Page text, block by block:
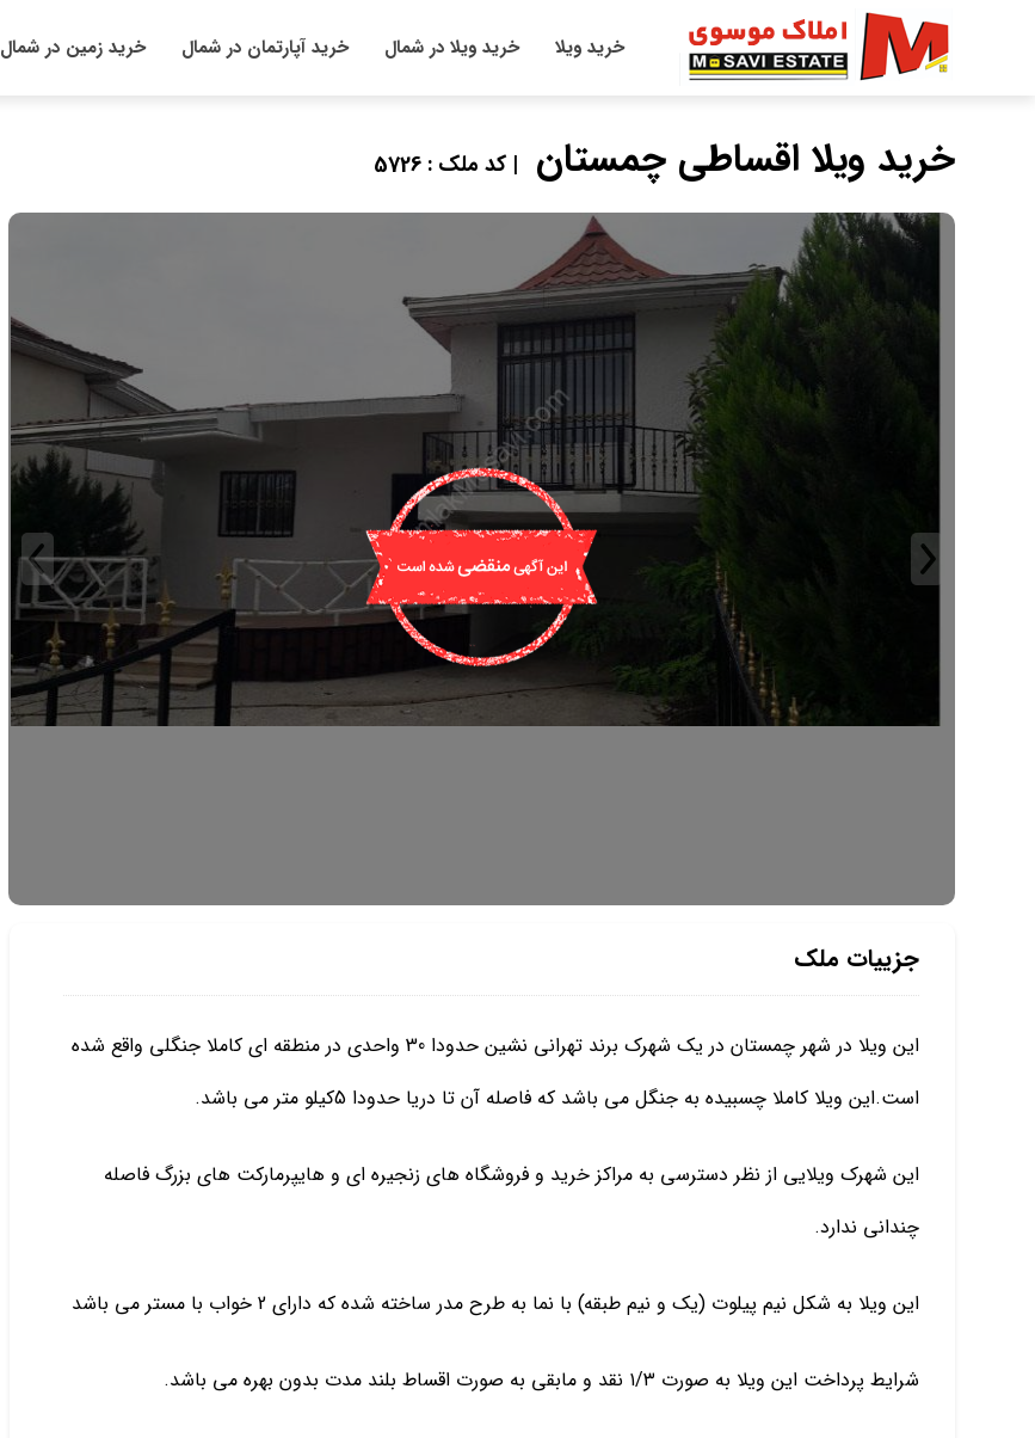
خرید ویلا خرید ویلا در شمال خرید آپارتمان در شمال خرید زمین در شمال
خرید ویلا اقساطی چمستان | کد ملک : 5726
جزییات ملک
این ویلا در شهر چمستان در یک شهرک برند تهرانی نشین حدودا 30 واحدی در منطقه ای کاملا جنگلی واقع شده
است.این ویلا کاملا چسبیده به جنگل می باشد که فاصله آن تا دریا حدودا 5کیلو متر می باشد.
این شهرک ویلایی از نظر دسترسی به مراکز خرید و فروشگاه های زنجیره ای و هایپرمارکت های بزرگ فاصله
چندانی ندارد.
این ویلا به شکل نیم پیلوت (یک و نیم طبقه) با نما به طرح مدر ساخته شده که دارای 2 خواب با مستر می باشد
شرایط پرداخت این ویلا به صورت ۱/۳ نقد و مابقی به صورت اقساط بلند مدت بدون بهره می باشد.